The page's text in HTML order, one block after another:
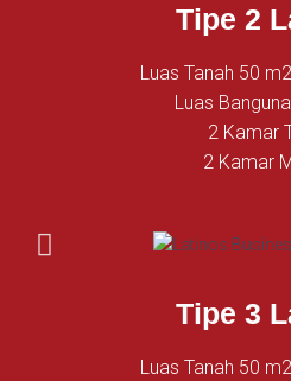
Tipe 2
Luas Tanah 50
Luas
2 Kamar
2 Kamar
Tipe 3
Luas Tanah 50